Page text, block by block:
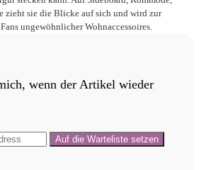
zieht sie die Blicke auf sich und wird zur
ungewöhnlicher Wohnaccessoires.
wenn der Artikel wieder